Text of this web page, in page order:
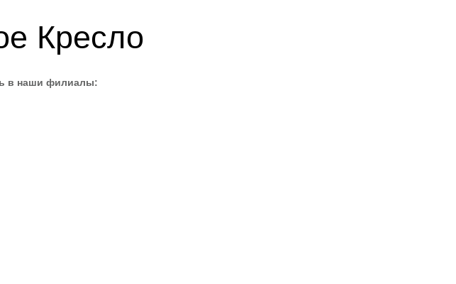
Кресло
в наши филиалы: